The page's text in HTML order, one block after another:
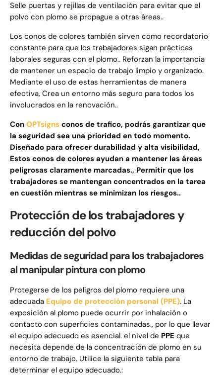
Selle puertas y rejillas de ventilación para evitar que el
polvo con plomo se propague a otras áreas..
Los conos de colores también sirven como recordatorio
constante para que los trabajadores sigan prácticas
laborales seguras con el plomo.. Reforzan la importancia
de mantener un espacio de trabajo limpio y organizado.
Mediante el uso de estas herramientas de manera
efectiva, Crea un entorno más seguro para todos los
involucrados en la renovación..
Con OPTsigns conos de trafico, podrás garantizar que
la seguridad sea una prioridad en todo momento.
Diseñado para ofrecer durabilidad y alta visibilidad,
Estos conos de colores ayudan a mantener las áreas
peligrosas claramente marcadas., Permitir que los
trabajadores se mantengan concentrados en la tarea
en cuestión mientras se minimizan los riesgos..
Protección de los trabajadores y
reducción del polvo
Medidas de seguridad para los trabajadores
al manipular pintura con plomo
Protegerse de los peligros del plomo requiere una
adecuada Equipo de protección personal (PPE). La
exposición al plomo puede ocurrir por inhalación o
contacto con superficies contaminadas., por lo que llevar
el equipo adecuado es esencial. el nivel de PPE que
necesita depende de la concentración de plomo en su
entorno de trabajo. Utilice la siguiente tabla para
determinar el equipo adecuado.: